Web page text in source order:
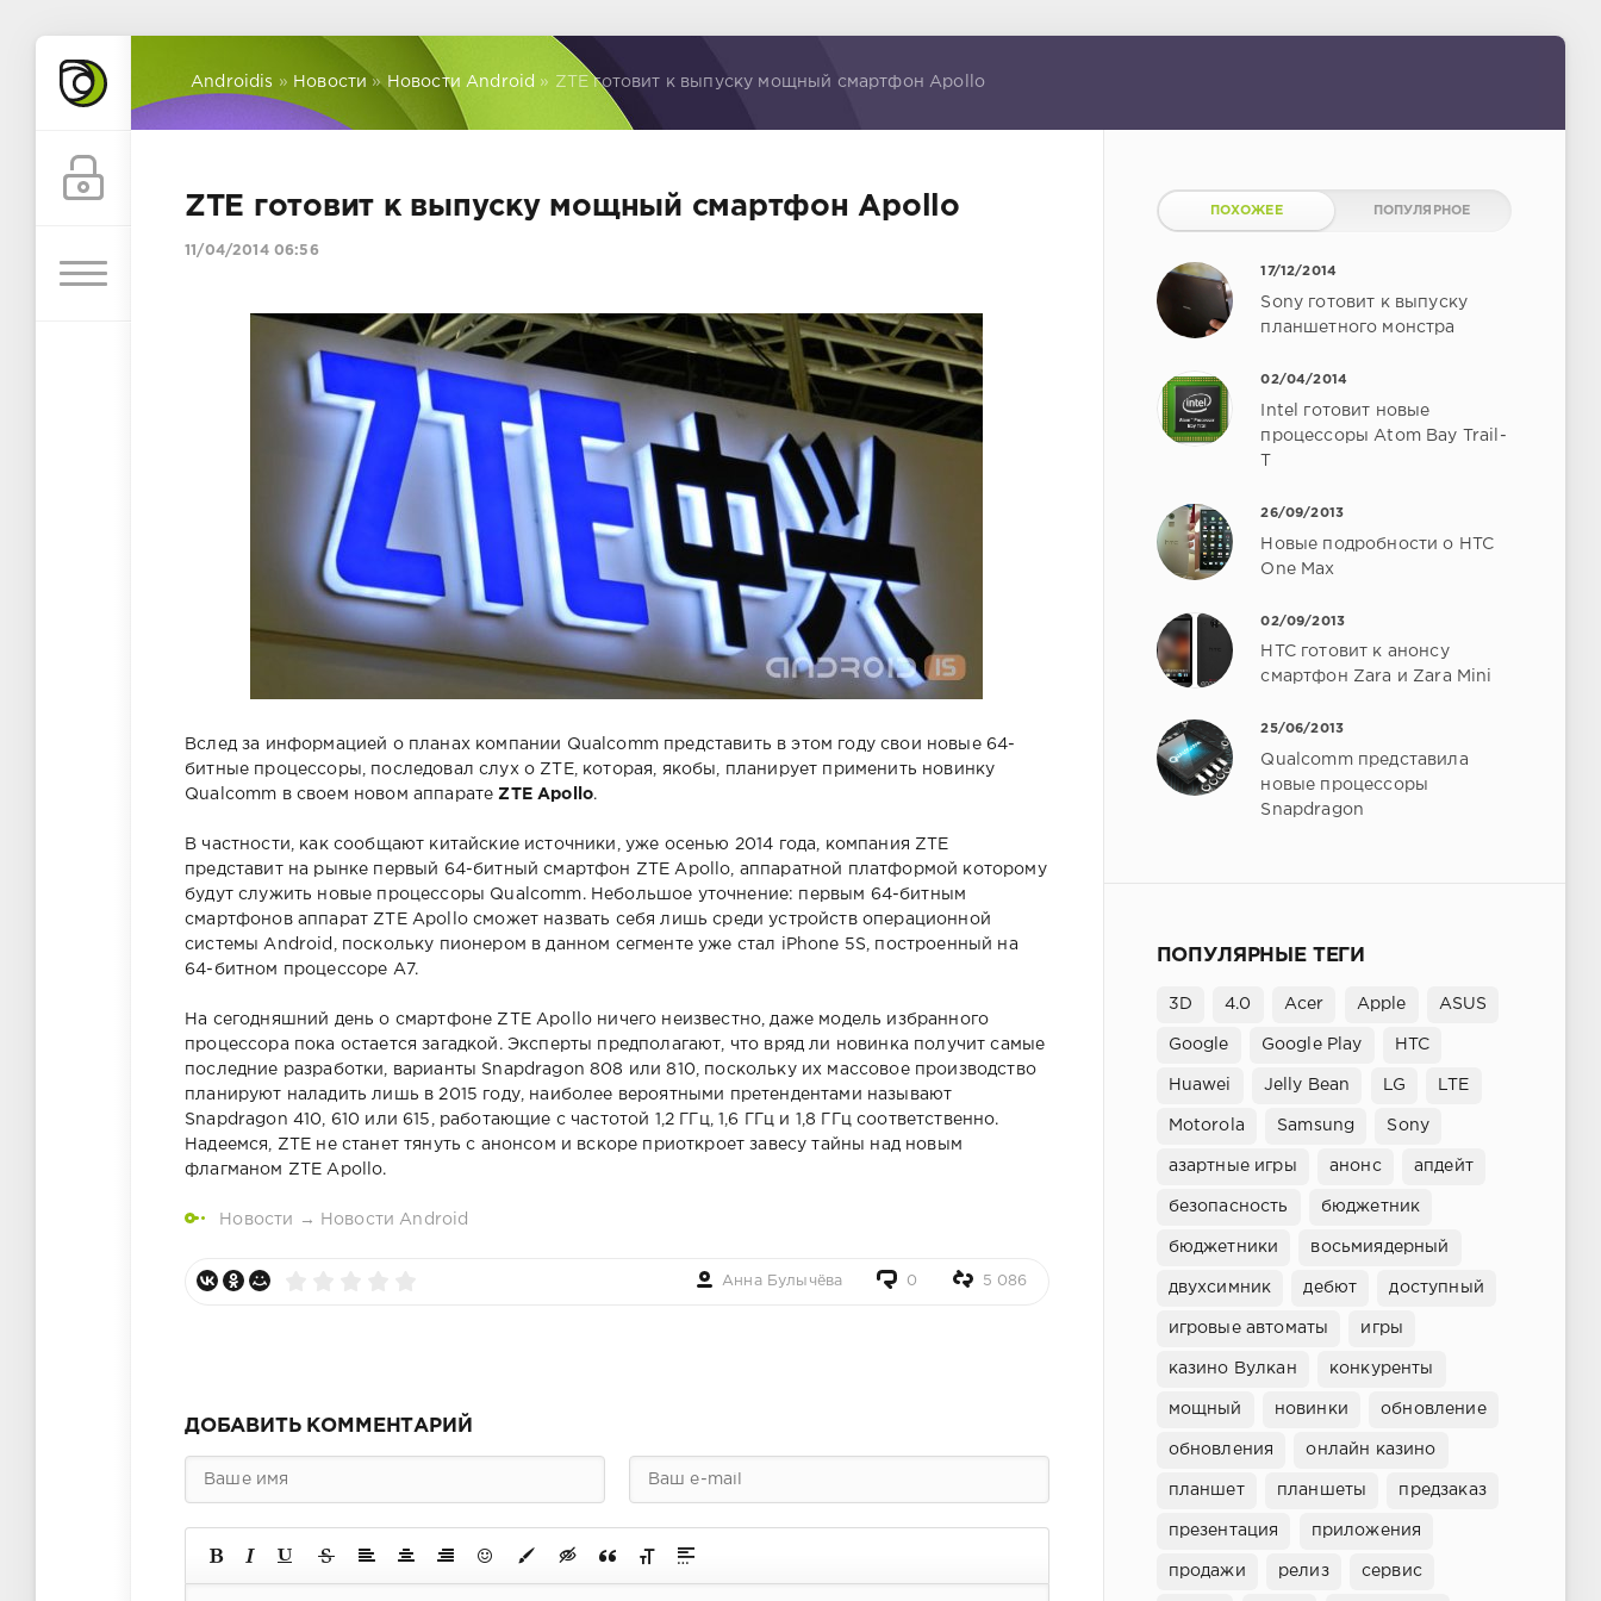
Androidis » Новости » Новости Android » ZTE готовит к выпуску мощный смартфон Apollo
ZTE готовит к выпуску мощный смартфон Apollo
11/04/2014 06:56
Вслед за информацией о планах компании Qualcomm представить в этом году свои новые 64-
битные процессоры, последовал слух о ZTE, которая, якобы, планирует применить новинку
Qualcomm в своем новом аппарате ZTE Apollo.
В частности, как сообщают китайские источники, уже осенью 2014 года, компания ZTE
представит на рынке первый 64-битный смартфон ZTE Apollo, аппаратной платформой которому
будут служить новые процессоры Qualcomm. Небольшое уточнение: первым 64-битным
смартфонов аппарат ZTE Apollo сможет назвать себя лишь среди устройств операционной
системы Android, поскольку пионером в данном сегменте уже стал iPhone 5S, построенный на
64-битном процессоре A7.
На сегодняшний день о смартфоне ZTE Apollo ничего неизвестно, даже модель избранного
процессора пока остается загадкой. Эксперты предполагают, что вряд ли новинка получит самые
последние разработки, варианты Snapdragon 808 или 810, поскольку их массовое производство
планируют наладить лишь в 2015 году, наиболее вероятными претендентами называют
Snapdragon 410, 610 или 615, работающие с частотой 1,2 ГГц, 1,6 ГГц и 1,8 ГГц соответственно.
Надеемся, ZTE не станет тянуть с анонсом и вскоре приоткроет завесу тайны над новым
флагманом ZTE Apollo.
Новости → Новости Android
Анна Булычёва 0 5 086
ДОБАВИТЬ КОММЕНТАРИЙ
ПОХОЖЕЕ ПОПУЛЯРНОЕ
17/12/2014
Sony готовит к выпуску
планшетного монстра
02/04/2014
Intel готовит новые
процессоры Atom Bay Trail-
26/09/2013
Новые подробности о HTC
One Max
02/09/2013
HTC готовит к анонсу
смартфон Zara и Zara Mini
25/06/2013
Qualcomm представила
новые процессоры
Snapdragon
ПОПУЛЯРНЫЕ ТЕГИ
3D 4.0 Acer Apple ASUS
Google Google Play HTC
Huawei Jelly Bean LG LTE
Motorola Samsung Sony
азартные игры анонс апдейт
безопасность бюджетник
бюджетники восьмиядерный
двухсимник дебют доступный
игровые автоматы игры
казино Вулкан конкуренты
мощный новинки обновление
обновления онлайн казино
планшет планшеты предзаказ
презентация приложения
продажи релиз сервис